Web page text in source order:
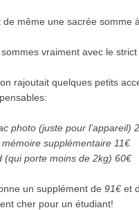
même une sacrée somme
vraiment avec le
rajoutait quelques petits
photo (juste pour l’appareil)
supplémentaire 11€
(qui porte moins de 2kg) 60€
un supplément de 91€et
cher pour un étudiant!